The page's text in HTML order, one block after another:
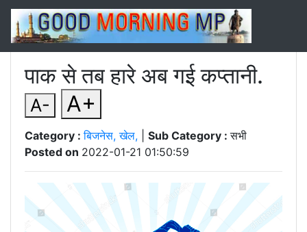
पाक से तब हारे अब गई कप्तानी.
A- A+
Category :बिजनेस, खेल, Sub Category :सभी
Posted on 2022-01-21 01:50:59